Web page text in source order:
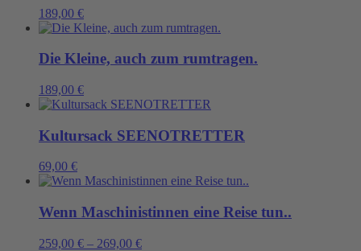
189,00 €
Die Kleine, auch zum rumtragen.
189,00 €
Kultursack SEENOTRETTER
69,00 €
Wenn Maschinistinnen eine Reise tun..
259,00 € – 269,00 €